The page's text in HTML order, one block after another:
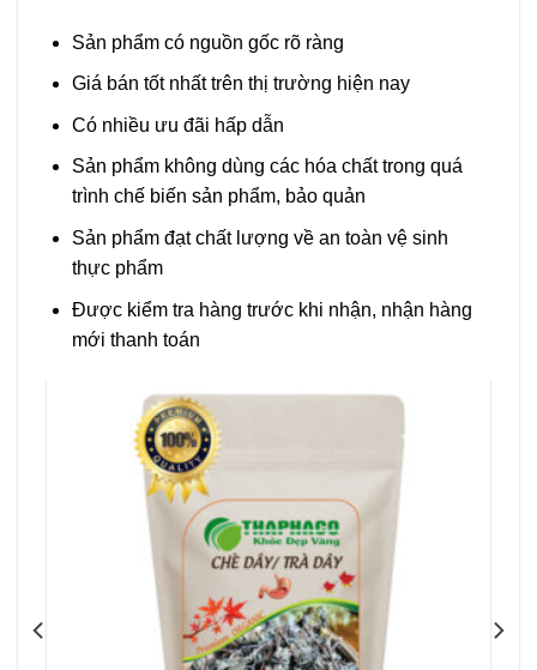
Sản phẩm có nguồn gốc rõ ràng
Giá bán tốt nhất trên thị trường hiện nay
Có nhiều ưu đãi hấp dẫn
Sản phẩm không dùng các hóa chất trong quá
trình chế biến sản phẩm, bảo quản
Sản phẩm đạt chất lượng về an toàn vệ sinh
thực phẩm
Được kiểm tra hàng trước khi nhận, nhận hàng
mới thanh toán